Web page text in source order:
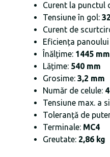
Curent la punctul
Tensiune în gol:
Curent de
Eficiența
Înălțime: 1445 mm
Lățime: 540 mm
Grosime: 3,2 mm
Număr de celule:
Tensiune max. a
Toleranță de
Terminale: MC4
Greutate: 2,86 kg